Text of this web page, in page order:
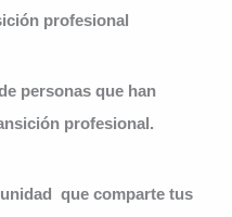
profesional
personas que han
profesional.
que comparte tus